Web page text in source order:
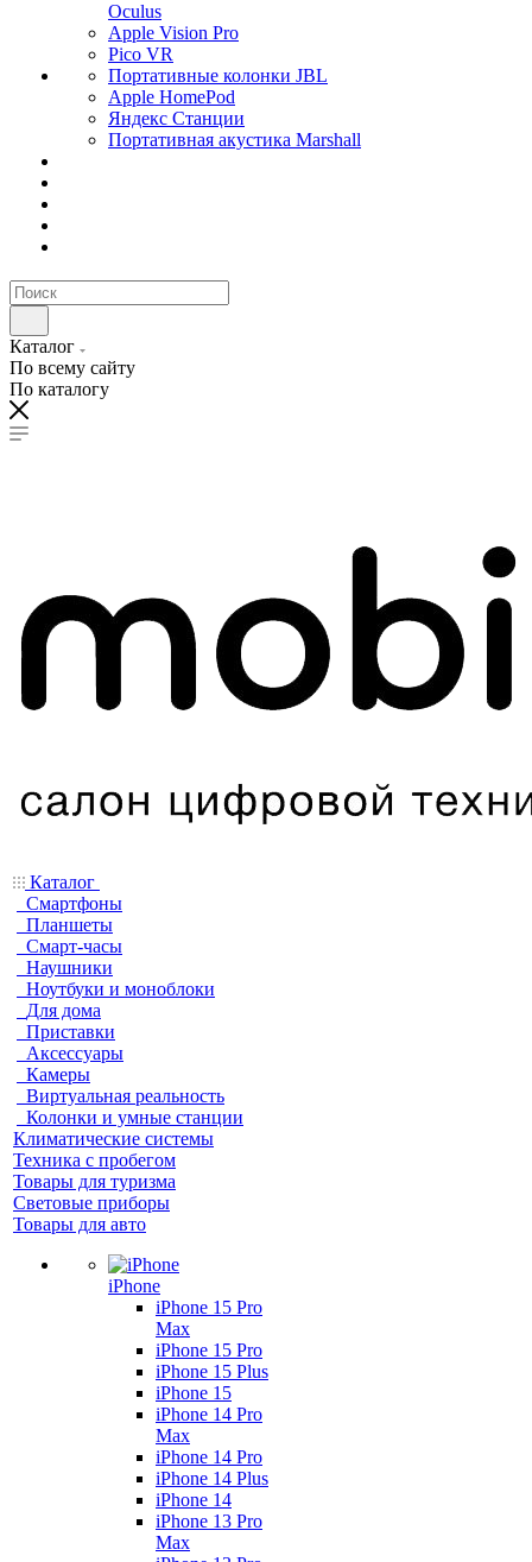
Oculus
Apple Vision Pro
Pico VR
Портативные колонки JBL
Apple HomePod
Яндекс Станции
Портативная акустика Marshall
Каталог
По всему сайту
По каталогу
Каталог
Смартфоны
Планшеты
Смарт-часы
Наушники
Ноутбуки и моноблоки
Для дома
Приставки
Аксессуары
Камеры
Виртуальная реальность
Колонки и умные станции
Климатические системы
Техника с пробегом
Товары для туризма
Световые приборы
Товары для авто
iPhone
iPhone 15 Pro
Max
iPhone 15 Pro
iPhone 15 Plus
iPhone 15
iPhone 14 Pro
Max
iPhone 14 Pro
iPhone 14 Plus
iPhone 14
iPhone 13 Pro
Max